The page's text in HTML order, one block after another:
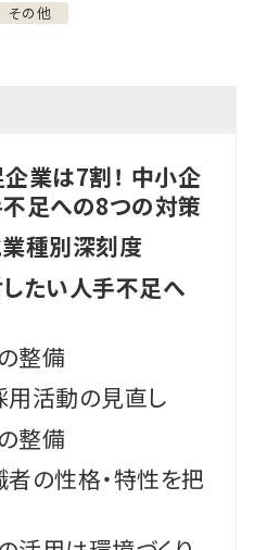
その他
業は7割！ 中小企
足への8つの対策
種別深刻度
たい人手不足へ
整備
用活動の見直し
整備
者の性格・特性を把